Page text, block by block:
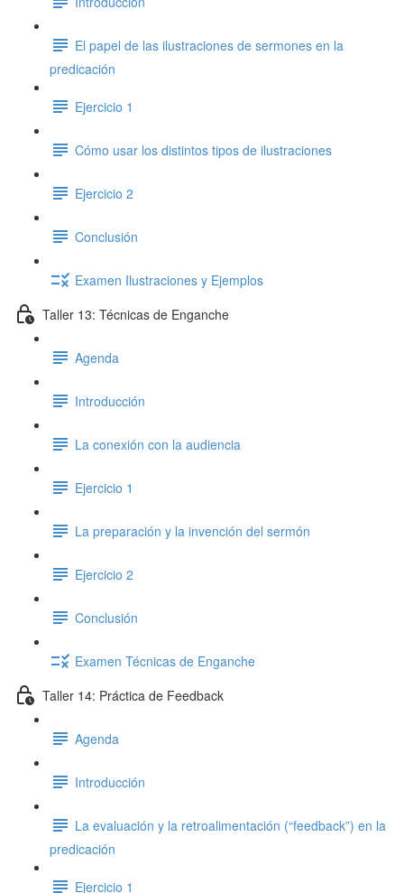
El papel de las ilustraciones de sermones en la
predicación
Ejercicio 1
Cómo usar los distintos tipos de ilustraciones
Ejercicio 2
Conclusión
Examen Ilustraciones y Ejemplos
Taller 13: Técnicas de Enganche
Agenda
Introducción
La conexión con la audiencia
Ejercicio 1
La preparación y la invención del sermón
Ejercicio 2
Conclusión
Examen Técnicas de Enganche
Taller 14: Práctica de Feedback
Agenda
Introducción
La evaluación y la retroalimentación (“feedback”) en la
predicación
Ejercicio 1